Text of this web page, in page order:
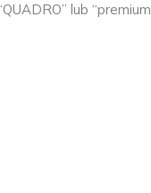
lub “premium